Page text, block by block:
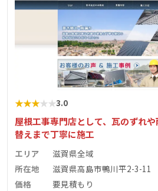
★★★★★3.0
屋根工事専門店として、瓦のずれ
替えまで丁寧に施工
エリア
滋賀県全域
所在地
滋賀県高島市鴨川平2-3-11
価格
要見積もり